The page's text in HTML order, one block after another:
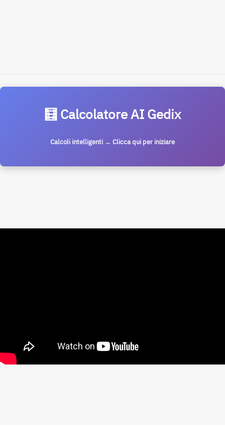
🧮 Calcolatore AI Gedix
Calcoli intelligenti → Clicca qui per iniziare